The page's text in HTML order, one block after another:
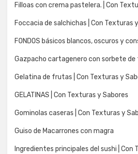
Filloas con crema pastelera. | Con
Foccacia de salchichas | Con Texturas
FONDOS básicos blancos, oscuros y
Gazpacho cartagenero con sorbete
Gelatina de frutas | Con Texturas y
GELATINAS | Con Texturas y Sabores
Gominolas caseras | Con Texturas y
Guiso de Macarrones con magra
Ingredientes principales del sushi | Con